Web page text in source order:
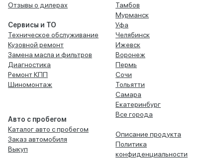
Отзывы о дилерах
Сервисы и ТО
Техническое обслуживание
Кузовной ремонт
Замена масла и фильтров
Диагностика
Ремонт КПП
Шиномонтаж
Авто с пробегом
Каталог авто с пробегом
Заказ автомобиля
Выкуп
Тамбов
Мурманск
Уфа
Челябинск
Ижевск
Воронеж
Пермь
Сочи
Тольятти
Самара
Екатеринбург
Все города
Описание продукта
Политика
конфиденциальности